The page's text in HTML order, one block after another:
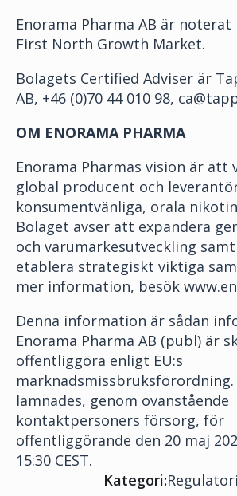
Enorama Pharma AB är noterat
First North Growth Market.
Bolagets Certified Adviser är
AB, +46 (0)70 44 010 98,
OM ENORAMA PHARMA
Enorama Pharmas vision är att
global producent och
konsumentvänliga, orala
Bolaget avser att expandera
och varumärkesutveckling
etablera strategiskt viktiga
mer information, besök
Denna information är sådan
Enorama Pharma AB (publ) är
offentliggöra enligt EU:s
lämnades, genom ovanstående
kontaktpersoners försorg, för
offentliggörande den 20 maj
15:30 CEST.
Kategori: